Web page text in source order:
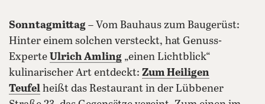
Sonntagmittag – Vom Bauhaus zum Baugerüst:
Hinter einem solchen versteckt, hat Genuss-
Experte Ulrich Amling „einen Lichtblick“
kulinarischer Art entdeckt: Zum Heiligen
Teufel heißt das Restaurant in der Lübbener